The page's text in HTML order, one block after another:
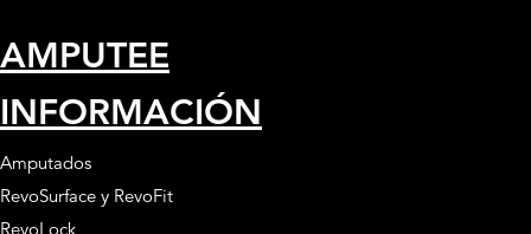
AMPUTEE
INFORMACIÓN
Amputados
RevoSurface y RevoFit
RevoLock